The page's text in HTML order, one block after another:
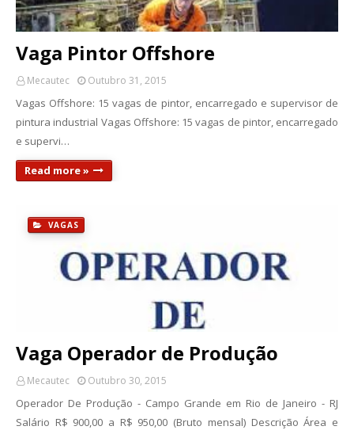
Vaga Pintor Offshore
Mecautec Outubro 31, 2015
Vagas Offshore: 15 vagas de pintor, encarregado e supervisor de
pintura industrial Vagas Offshore: 15 vagas de pintor, encarregado
e supervi…
Read more »
VAGAS
Vaga Operador de Produção
Mecautec Outubro 30, 2015
Operador De Produção - Campo Grande em Rio de Janeiro - RJ
Salário R$ 900,00 a R$ 950,00 (Bruto mensal) Descrição Área e